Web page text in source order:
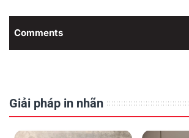
Comments
Giải pháp in nhãn